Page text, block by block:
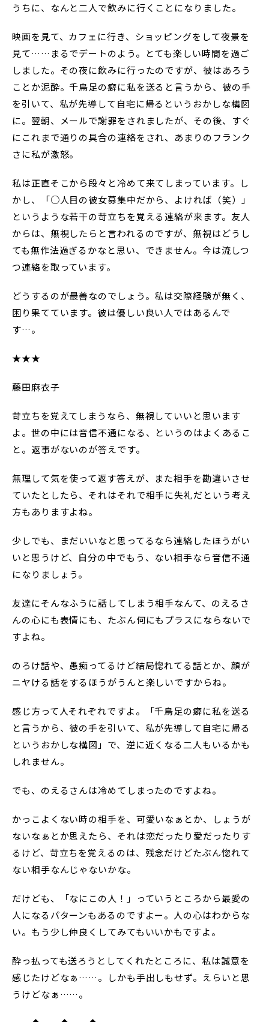
うちに、なんと二人で飲みに行くことになりました。
映画を見て、カフェに行き、ショッピングをして夜景を
見て……まるでデートのよう。とても楽しい時間を過ご
しました。その夜に飲みに行ったのですが、彼はあろう
ことか泥酔。千鳥足の癖に私を送ると言うから、彼の手
を引いて、私が先導して自宅に帰るというおかしな構図
に。翌朝、メールで謝罪をされましたが、その後、すぐ
にこれまで通りの具合の連絡をされ、あまりのフランク
さに私が激怒。
私は正直そこから段々と冷めて来てしまっています。し
かし、「○人目の彼女募集中だから、よければ（笑）」
というような若干の苛立ちを覚える連絡が来ます。友人
からは、無視したらと言われるのですが、無視はどうし
ても無作法過ぎるかなと思い、できません。今は流しつ
つ連絡を取っています。
どうするのが最善なのでしょう。私は交際経験が無く、
困り果てています。彼は優しい良い人ではあるんで
す…。
★★★
藤田麻衣子
苛立ちを覚えてしまうなら、無視していいと思います
よ。世の中には音信不通になる、というのはよくあるこ
と。返事がないのが答えです。
無理して気を使って返す答えが、また相手を勘違いさせ
ていたとしたら、それはそれで相手に失礼だという考え
方もありますよね。
少しでも、まだいいなと思ってるなら連絡したほうがい
いと思うけど、自分の中でもう、ない相手なら音信不通
になりましょう。
友達にそんなふうに話してしまう相手なんて、のえるさ
んの心にも表情にも、たぶん何にもプラスにならないで
すよね。
のろけ話や、愚痴ってるけど結局惚れてる話とか、顔が
ニヤける話をするほうがうんと楽しいですからね。
感じ方って人それぞれですよ。「千鳥足の癖に私を送る
と言うから、彼の手を引いて、私が先導して自宅に帰る
というおかしな構図」で、逆に近くなる二人もいるかも
しれません。
でも、のえるさんは冷めてしまったのですよね。
かっこよくない時の相手を、可愛いなぁとか、しょうが
ないなぁとか思えたら、それは恋だったり愛だったりす
るけど、苛立ちを覚えるのは、残念だけどたぶん惚れて
ない相手なんじゃないかな。
だけども、「なにこの人！」っていうところから最愛の
人になるパターンもあるのですよー。人の心はわからな
い。もう少し仲良くしてみてもいいかもですよ。
酔っ払っても送ろうとしてくれたところに、私は誠意を
感じたけどなぁ……。しかも手出しもせず。えらいと思
うけどなぁ……。